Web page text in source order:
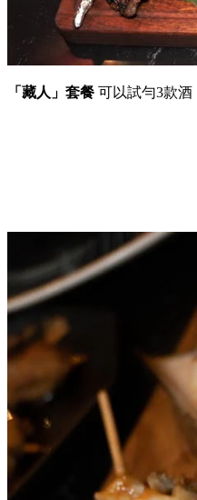
「藏人」套餐 可以試勻3款酒